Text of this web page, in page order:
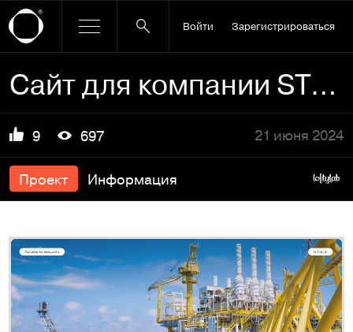
Войти Зарегистрироваться
Сайт для компании STG-IT
9 697 21 июня 2024
Проект Информация